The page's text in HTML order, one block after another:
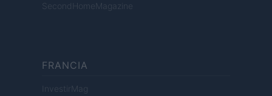
SecondHomeMagazine
FRANCIA
InvestirMag